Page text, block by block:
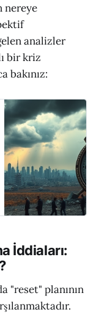
nereye
analizler
bir kriz
bakınız:
İddiaları:
"reset" planının